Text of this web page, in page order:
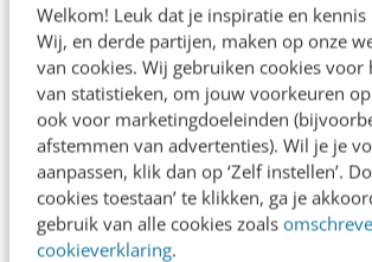
Welkom! Leuk dat je inspiratie en
Wij, en derde partijen, maken op onze
van cookies. Wij gebruiken cookies voor
van statistieken, om jouw voorkeuren
ook voor marketingdoeleinden
afstemmen van advertenties). Wil je je
aanpassen, klik dan op ‘Zelf instellen’.
cookies toestaan’ te klikken, ga je
gebruik van alle cookies zoals
cookieverklaring.
Contact Redactie
redactie@frankwatching.com
+31 30 200 1045
Tarieven
Meer contactopties